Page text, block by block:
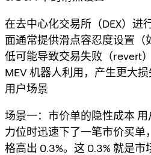
在去中心化交易所（DEX）进
面通常提供滑点容忍度设置（
低可能导致交易失败（revert
MEV 机器人利用，产生更大损
用户场景
场景一：市价单的隐性成本 用
力位时迅速下了一笔市价买单
格高出 0.3%。这 0.3% 就是